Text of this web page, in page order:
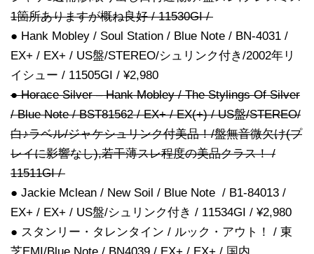
1箇所ありますが概ね良好 / 11530GI /
● Hank Mobley / Soul Station / Blue Note / BN-4031 /
EX+ / EX+ / US盤/STEREO/シュリンク付き/2002年リ
イシュー / 11505GI / ¥2,980
● Horace Silver – Hank Mobley / The Stylings Of Silver
/ Blue Note / BST81562 / EX+ / EX(+) / US盤/STEREO/
白♪ラベル/ジャケシュリンク付美品！/盤無音微欠け(プ
レイに影響なし),若干薄スレ程度の美品クラス！ /
11511GI /
● Jackie Mclean / New Soil / Blue Note / B1-84013 /
EX+ / EX+ / US盤/シュリンク付き / 11534GI / ¥2,980
● スタンリー・タレンタイン / ルック・アウト！ / 東